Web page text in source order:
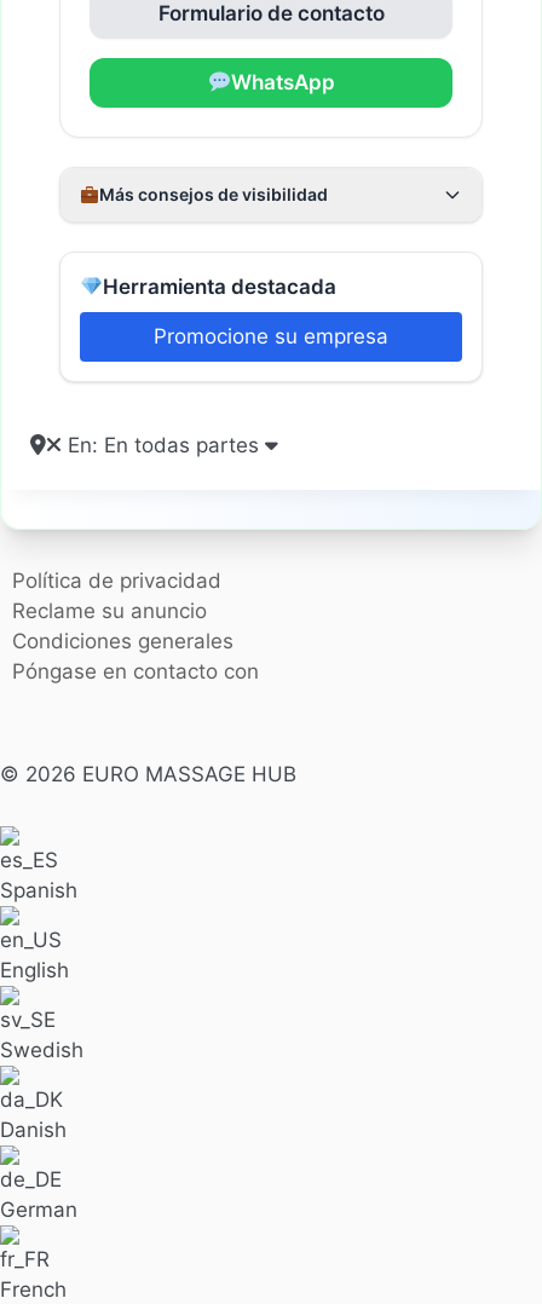
Formulario de contacto
WhatsApp
Más consejos de visibilidad
Herramienta destacada
Promocione su empresa
En: En todas partes
Política de privacidad
Reclame su anuncio
Condiciones generales
Póngase en contacto con
© 2026 EURO MASSAGE HUB
Spanish
English
Swedish
Danish
German
French